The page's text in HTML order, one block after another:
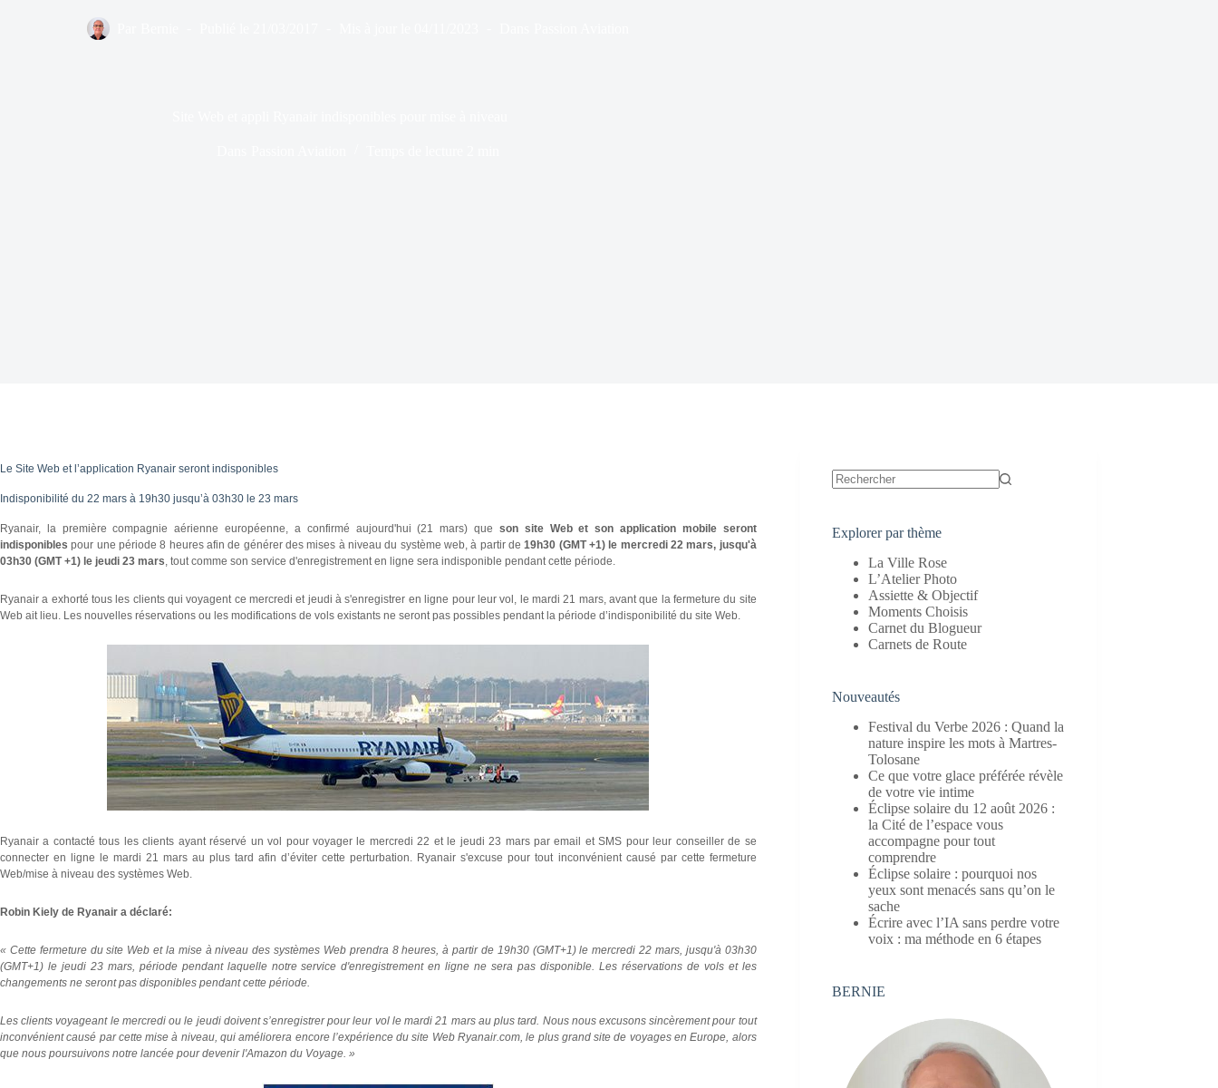
Le Site Web et l’application Ryanair seront indisponibles
Indisponibilité du 22 mars à 19h30 jusqu’à 03h30 le 23 mars
Ryanair, la première compagnie aérienne européenne, a confirmé aujourd'hui (21 mars) que son site Web et son application mobile seront
indisponibles pour une période 8 heures afin de générer des mises à niveau du système web, à partir de19h30 (GMT +1) le mercredi 22 mars, jusqu'à
03h30 (GMT +1) le jeudi 23 mars , tout comme son service d'enregistrement en ligne sera indisponible pendant cette période.
Ryanair a exhorté tous les clients qui voyagent ce mercredi et jeudi à s'enregistrer en ligne pour leur vol, le mardi 21 mars, avant que la fermeture du site
Web ait lieu. Les nouvelles réservations ou les modifications de vols existants ne seront pas possibles pendant la période d’indisponibilité du site Web.
Ryanair a contacté tous les clients ayant réservé un vol pour voyager le mercredi 22 et le jeudi 23 mars par email et SMS pour leur conseiller de se
connecter en ligne le mardi 21 mars au plus tard afin d’éviter cette perturbation. Ryanair s'excuse pour tout inconvénient causé par cette fermeture
Web/mise à niveau des systèmes Web.
Robin Kiely de Ryanair a déclaré:
« Cette fermeture du site Web et la mise à niveau des systèmes Web prendra 8 heures, à partir de 19h30 (GMT+1) le mercredi 22 mars, jusqu'à 03h30
(GMT+1) le jeudi 23 mars, période pendant laquelle notre service d'enregistrement en ligne ne sera pas disponible. Les réservations de vols et les
changements ne seront pas disponibles pendant cette période.
Les clients voyageant le mercredi ou le jeudi doivent s’enregistrer pour leur vol le mardi 21 mars au plus tard. Nous nous excusons sincèrement pour tout
inconvénient causé par cette mise à niveau, qui améliorera encore l’expérience du site Web Ryanair.com, le plus grand site de voyages en Europe, alors
que nous poursuivons notre lancée pour devenir l'Amazon du Voyage. »
Explorer par thème
La Ville Rose
L’Atelier Photo
Assiette & Objectif
Moments Choisis
Carnet du Blogueur
Carnets de Route
Nouveautés
Festival du Verbe 2026 : Quand la
nature inspire les mots à Martres-
Tolosane
Ce que votre glace préférée révèle
de votre vie intime
Éclipse solaire du 12 août 2026 :
la Cité de l’espace vous
accompagne pour tout
comprendre
Éclipse solaire : pourquoi nos
yeux sont menacés sans qu’on le
sache
Écrire avec l’IA sans perdre votre
voix : ma méthode en 6 étapes
BERNIE